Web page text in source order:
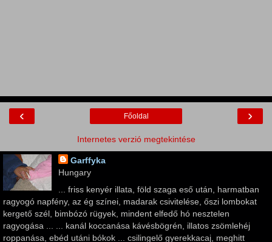
‹ ›
Főoldal
Internetes verzió megtekintése
Garffyka
Hungary
... friss kenyér illata, föld szaga eső után, harmatban
ragyogó napfény, az ég színei, madarak csivitelése, őszi lombokat
kergető szél, bimbózó rügyek, mindent elfedő hó nesztelen
ragyogása ... ... kanál koccanása kávésbögrén, illatos zsömlehéj
roppanása, ebéd utáni bókok ... csilingelő gyerekkacaj, meghitt